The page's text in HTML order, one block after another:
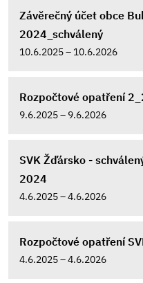
Závěrečný účet obce
2024_schválený
10.6.2025 – 10.6.2026
Rozpočtové opatření
9.6.2025 – 9.6.2026
SVK Žďársko -
2024
4.6.2025 – 4.6.2026
Rozpočtové opatření
4.6.2025 – 4.6.2026